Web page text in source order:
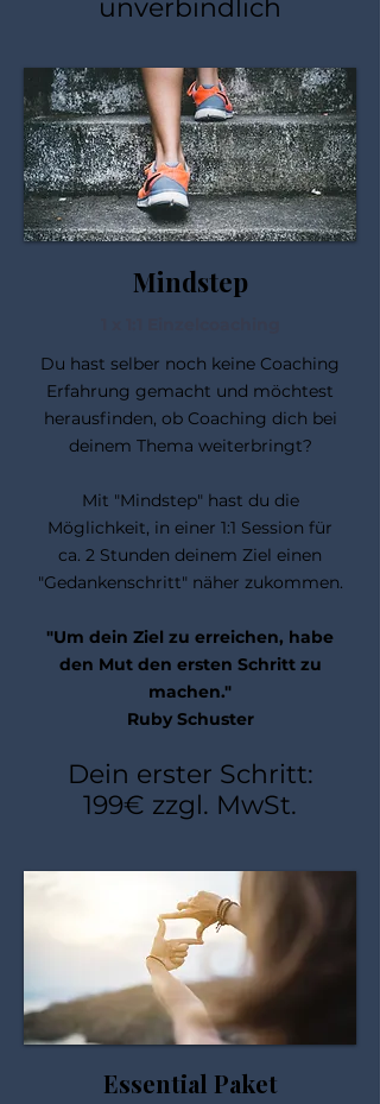
unverbindlich
Mindstep
Du hast selber noch keine Coaching
Erfahrung gemacht und möchtest
herausfinden, ob Coaching dich bei
deinem Thema weiterbringt?
Mit "Mindstep" hast du die
Möglichkeit, in einer 1:1 Session für
ca. 2 Stunden deinem Ziel einen
"Gedankenschritt" näher zukommen.
"Um dein Ziel zu erreichen, habe
den Mut den ersten Schritt zu
machen."
Ruby Schuster
Dein erster Schritt:
199€ zzgl. MwSt.
Essential Paket